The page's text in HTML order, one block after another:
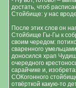
достать, чтоб
Стойбище: у нас
После этих слов он
Стойбище Гы-Гы к
своим чередом:
сваренного
доносился храп
очередного
сарайчике и,
СОКогонного
отвёрткой какую-то